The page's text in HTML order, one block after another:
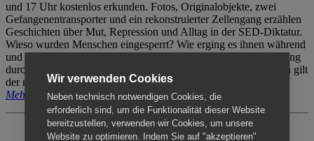
und 17 Uhr kostenlos erkunden. Fotos, Originalobjekte, zwei
Gefangenentransporter und ein rekonstruierter Zellengang erzählen
Geschichten über Mut, Repression und Alltag in der SED-Diktatur.
Wieso wurden Menschen eingesperrt? Wie erging es ihnen während
und nach der Haft? Der Besuch erfolgt individuell ohne Betreuung
durch das Menschenrechtszentrum Cottbus. Für Begleitpersonen gilt
der reguläre Eintritt (8€ / ermäßigt 5€).
Mehr erfahren
Wir verwenden Cookies
Neben technisch notwendigen Cookies, die
erforderlich sind, um die Funktionalität dieser Website
bereitzustellen, verwenden wir Cookies, um unsere
Website zu optimieren. Indem Sie auf "akzeptieren"